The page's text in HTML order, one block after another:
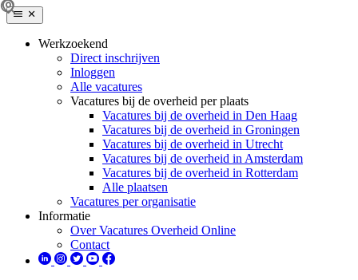
Werkzoekend
Direct inschrijven
Inloggen
Alle vacatures
Vacatures bij de overheid per plaats
Vacatures bij de overheid in Den Haag
Vacatures bij de overheid in Groningen
Vacatures bij de overheid in Utrecht
Vacatures bij de overheid in Amsterdam
Vacatures bij de overheid in Rotterdam
Alle plaatsen
Vacatures per organisatie
Informatie
Over Vacatures Overheid Online
Contact